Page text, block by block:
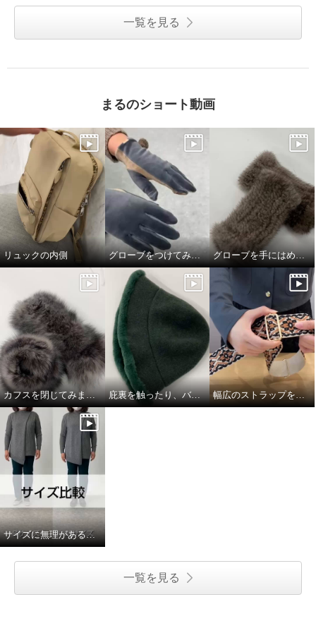
一覧を見る
まるのショート動画
リュックの内側 グローブをつけてみました グローブを手にはめてみました
カフスを閉じてみました 庇裏を触ったり、バスクをグニグニしたり。 幅広のストラップを取り付けてみました
サイズに無理があると思いながら
一覧を見る